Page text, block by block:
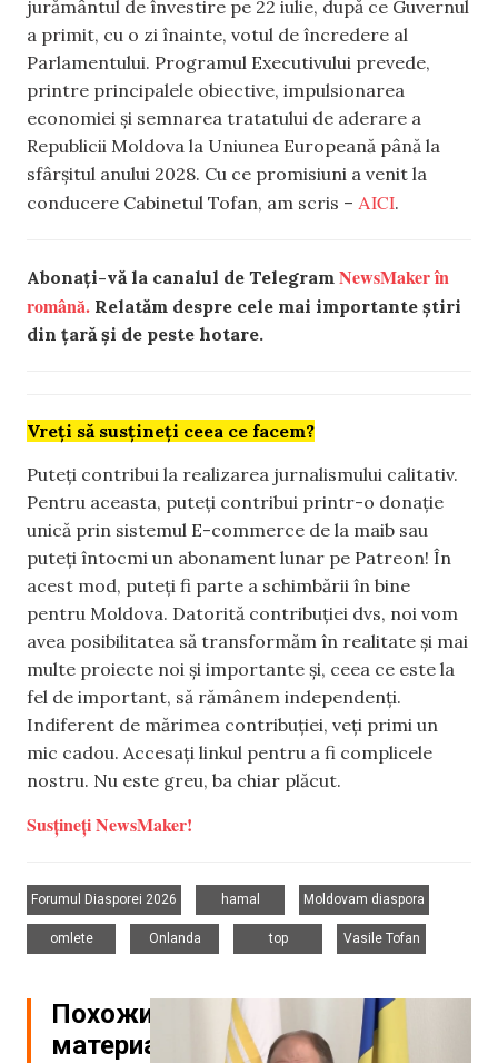
jurământul de învestire pe 22 iulie, după ce Guvernul
a primit, cu o zi înainte, votul de încredere al
Parlamentului. Programul Executivului prevede,
printre principalele obiective, impulsionarea
economiei și semnarea tratatului de aderare a
Republicii Moldova la Uniunea Europeană până la
sfârșitul anului 2028. Cu ce promisiuni a venit la
conducere Cabinetul Tofan, am scris – AICI.
Abonați-vă la canalul de Telegram NewsMaker în
română. Relatăm despre cele mai importante știri
din țară și de peste hotare.
Vreți să susțineți ceea ce facem?
Puteți contribui la realizarea jurnalismului calitativ.
Pentru aceasta, puteți contribui printr-o donație
unică prin sistemul E-commerce de la maib sau
puteți întocmi un abonament lunar pe Patreon! În
acest mod, puteți fi parte a schimbării în bine
pentru Moldova. Datorită contribuției dvs, noi vom
avea posibilitatea să transformăm în realitate și mai
multe proiecte noi și importante și, ceea ce este la
fel de important, să rămânem independenți.
Indiferent de mărimea contribuției, veți primi un
mic cadou. Accesați linkul pentru a fi complicele
nostru. Nu este greu, ba chiar plăcut.
Susțineți NewsMaker!
Forumul Diasporei 2026
hamal
Moldovam diaspora
omlete
Onlanda
top
Vasile Tofan
Похожие
материалы